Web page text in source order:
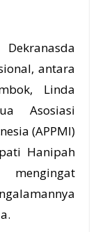
antara
Linda
Asosiasi
(APPMI)
Hanipah